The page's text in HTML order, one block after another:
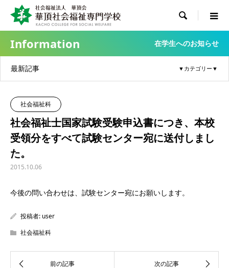

Information 在学生へのお知らせ
最新記事
社会福祉科
社会福祉士国家試験受験申込書につき、本校
受領分をすべて試験センター宛に送付しまし
た。
2015.10.06
今後の問い合わせは、試験センター宛にお願いします。
投稿者: user
社会福祉科